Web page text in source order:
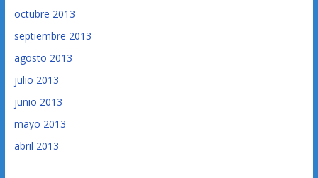
octubre 2013
septiembre 2013
agosto 2013
julio 2013
junio 2013
mayo 2013
abril 2013